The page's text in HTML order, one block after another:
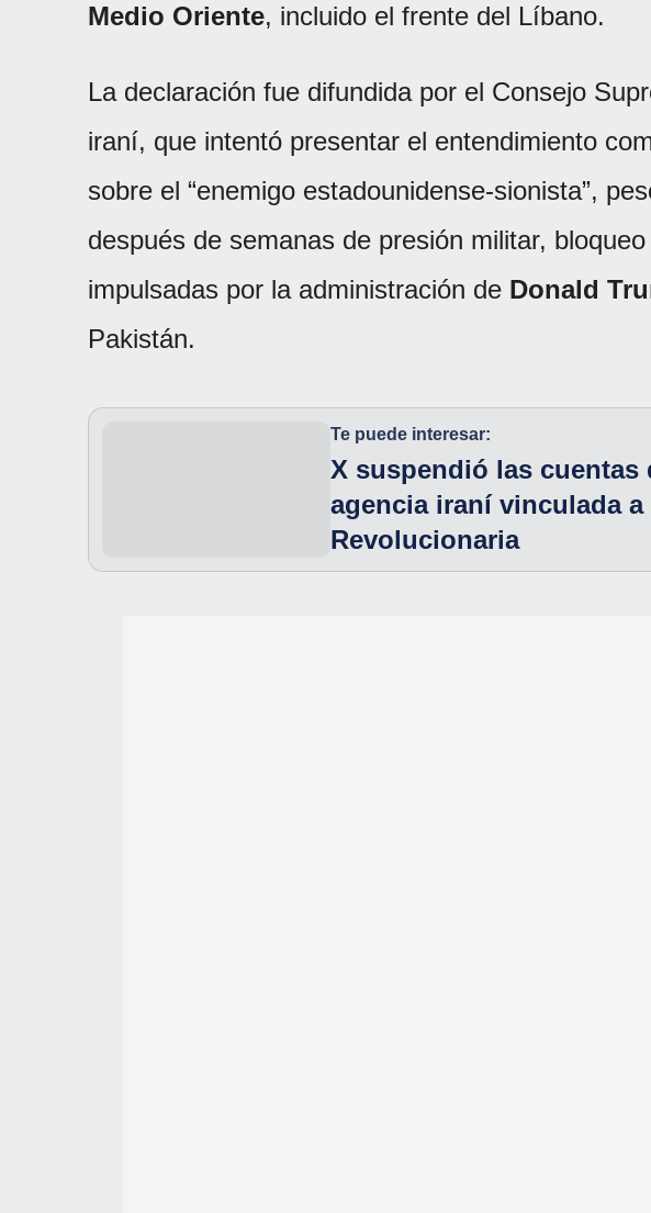
Medio Oriente, incluido el frente del Líbano.
La declaración fue difundida por el Consejo
iraní, que intentó presentar el entendimiento
sobre el “enemigo estadounidense-sionista”,
después de semanas de presión militar,
impulsadas por la administración de Donald
Pakistán.
Te puede interesar:
X suspendió las cuentas
agencia iraní vinculada a
Revolucionaria